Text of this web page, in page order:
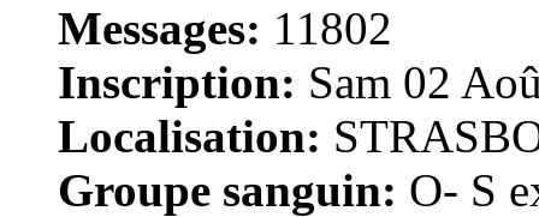
Messages: 11802
Inscription: Sam 02
Localisation:
Groupe sanguin: O- S